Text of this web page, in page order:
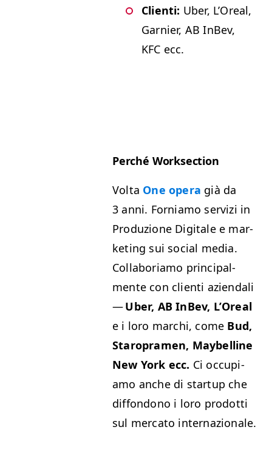
Cli­en­ti: Uber, L’Oreal,
Gar­nier, AB InBev,
KFC ecc.
Per­ché Worksection
Vol­ta One opera già da
3 anni. For­ni­amo servizi in
Pro­duzione Dig­i­tale e mar­
ket­ing sui social media.
Col­la­bo­ri­amo prin­ci­pal­
mente con cli­en­ti azien­dali
—Uber, AB InBev, L’Oreal
e i loro marchi, come Bud,
Staro­pra­men, May­belline
New York ecc. Ci occu­pi­
amo anche di start­up che
dif­fon­dono i loro prodot­ti
sul mer­ca­to internazionale.